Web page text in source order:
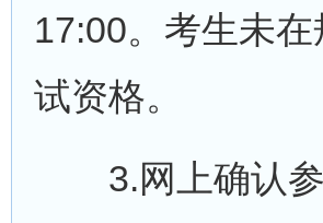
17:00。考生未
试资格。
3.网上确认参